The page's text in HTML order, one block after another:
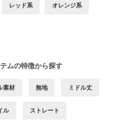
レッド系 オレンジ系
ムの特徴から探す
素材 無地 ミドル丈
ル ストレート